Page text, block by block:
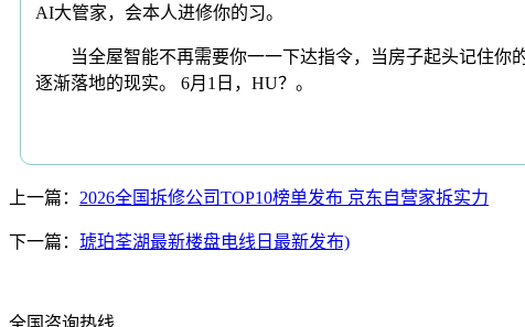
AI大管家，会本人进修你的习。
当全屋智能不再需要你一一下达指令，当房子起头记住你
逐渐落地的现实。 6月1日，HU？。
上一篇： 2026全国拆修公司TOP10榜单发布 京东自营家拆实力
下一篇： 琥珀荃湖最新楼盘电线日最新发布)
全国咨询热线